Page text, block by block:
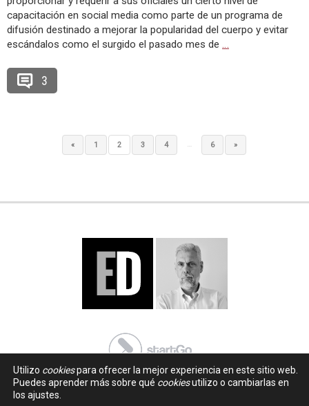
capacitación en social media como parte de un programa de
difusión destinado a mejorar la popularidad del cuerpo y evitar
escándalos como el surgido el pasado mes de …
3
« 1 2 3 4 … 6 »
Utilizo cookiespara ofrecer la mejor experiencia en este sitio web.
Puedes aprender más sobre qué cookiesutilizo o cambiarlas en
los ajustes.